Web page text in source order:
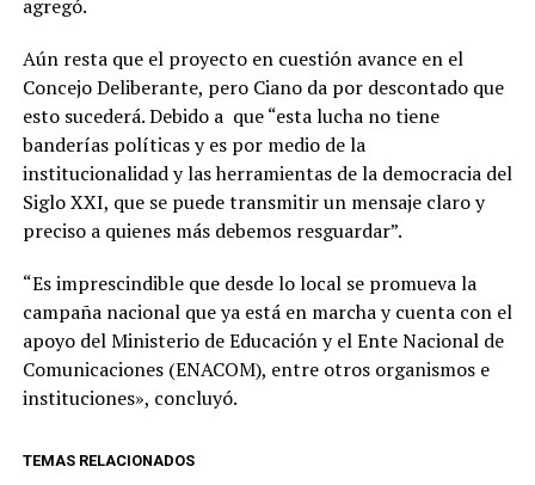
agregó.
Aún resta que el proyecto en cuestión avance en el
Concejo Deliberante, pero Ciano da por descontado que
esto sucederá. Debido a que “esta lucha no tiene
banderías políticas y es por medio de la
institucionalidad y las herramientas de la democracia del
Siglo XXI, que se puede transmitir un mensaje claro y
preciso a quienes más debemos resguardar”.
“Es imprescindible que desde lo local se promueva la
campaña nacional que ya está en marcha y cuenta con el
apoyo del Ministerio de Educación y el Ente Nacional de
Comunicaciones (ENACOM), entre otros organismos e
instituciones», concluyó.
TEMAS RELACIONADOS